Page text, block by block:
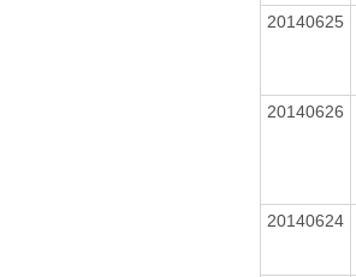
20140625
20140626
20140624